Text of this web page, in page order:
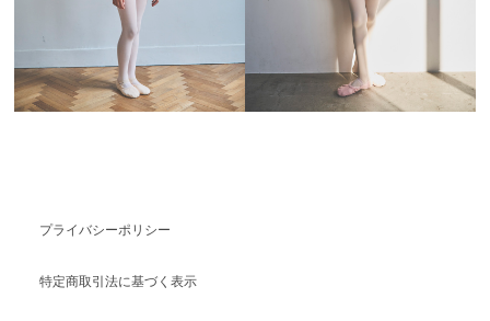
プライバシーポリシー
特定商取引法に基づく表示